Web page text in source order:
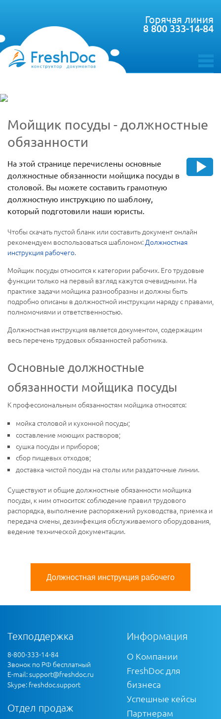
toggle
Горячая линия
8 800 333-14-84
Мойщик посуды - должностные
обязанности
На этой странице перечислены основные
должностные обязанности мойщика посуды в
столовой. Вы можете составить грамотную
должностную инструкцию по шаблону,
который подготовили наши юристы.
Чтобы скачать пустой бланк или составить документ онлайн
рекомендуем воспользоваться шаблоном:Должностная
инструкция рабочего.
Мойщик посуды относится к категории рабочих. Его трудовые
функции только на первый взгляд кажутся очевидными. На
практике задачи мойщика разнообразны и должны быть
подробно описаны в должностной инструкции наряду с правами,
полномочиями и ответственностью.
Должностная инструкция является документом, содержащим
весь перечень трудовых обязанностей работника.
Основные должностные
обязанности мойщика посуды
К профессиональным обязанностям мойщика относятся:
мойка столовой и кухонной посуды;
составление моющих растворов;
сушка посуды и приборов;
сбор пищевых отходов;
доставка чистой посуды на столы или раздаточные линии.
Существуют и общие должностные обязанности мойщика
посуды, к ним относится: соблюдение правил трудового
распорядка, выполнение распоряжений руководства, приемка и
передача смены, дезинфекция обслуживаемого оборудования,
ведение технической документации.
Должностная инструкция рабочего
Техподдержка
8-800-333-14-84
Звонок по РФ бесплатный
E-mail:support@freshdoc.ru
Skype: freshdoc.support
Отдел продаж
Информация
О Компании
FreshDoc для
бизнеса
Успешные кейсы
Партнерам